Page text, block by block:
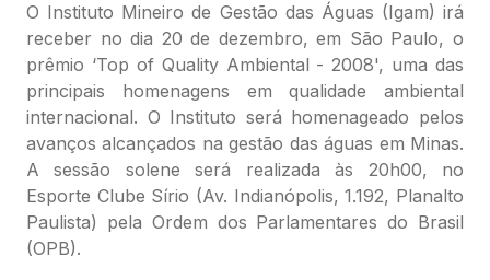
O Instituto Mineiro de Gestão das Águas (Igam) irá
receber no dia 20 de dezembro, em São Paulo, o
prêmio ‘Top of Quality Ambiental - 2008', uma das
principais homenagens em qualidade ambiental
internacional. O Instituto será homenageado pelos
avanços alcançados na gestão das águas em Minas.
A sessão solene será realizada às 20h00, no
Esporte Clube Sírio (Av. Indianópolis, 1.192, Planalto
Paulista) pela Ordem dos Parlamentares do Brasil
(OPB).